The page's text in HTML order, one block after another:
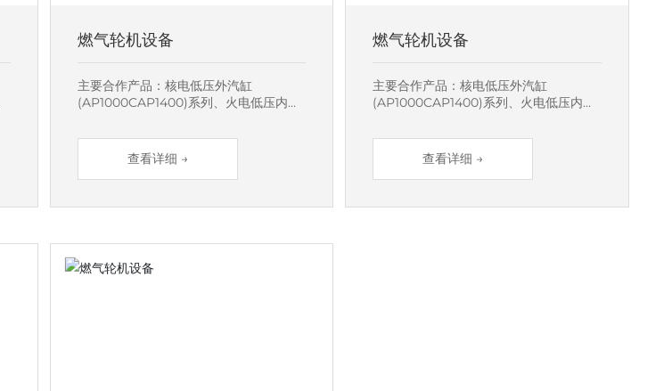
燃气轮机设备
主要合作产品：核电低压外汽缸
(AP1000CAP1400)系列、火电低压内外
品、隔板及内外环、集气室、低压内缸、
低压外缸等火电/燃机类部套的生产制
造、装配，年产量约5000吨。
查看详细 →
燃气轮机设备
主要合作产品：核电低压外汽缸
(AP1000CAP1400)系列、火电低压内外
品、隔板及内外环、集气室、低压内缸、
低压外缸等火电/燃机类部套的生产制
造、装配，年产量约5000吨。
查看详细 →